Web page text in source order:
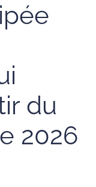
du
2026